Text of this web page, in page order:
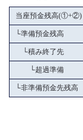
当座預金残高(①+②)
└準備預金残高
└積み終了先
└超過準備
└非準備預金先残高